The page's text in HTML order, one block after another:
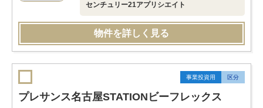
センチュリー21アプリシエイト
物件を詳しく見る
事業投資用 区分
プレサンス名古屋STATIONビーフレックス